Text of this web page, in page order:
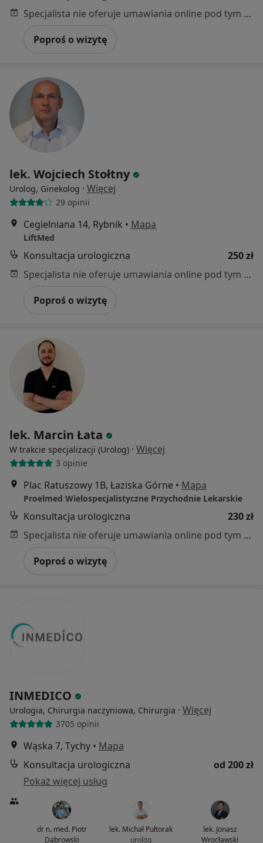
Specjalista nie oferuje umawiania online pod tym adresem.
Poproś o wizytę
lek. Wojciech Stołtny
Urolog, Ginekolog · Więcej
29 opinii
Cegielniana 14, Rybnik • Mapa
LiftMed
Konsultacja urologiczna
250 zł
Specjalista nie oferuje umawiania online pod tym adresem.
Poproś o wizytę
lek. Marcin Łata
W trakcie specjalizacji (Urolog) · Więcej
3 opinie
Plac Ratuszowy 1B, Łaziska Górne • Mapa
Proelmed Wielospecjalistyczne Przychodnie Lekarskie
Konsultacja urologiczna
230 zł
Specjalista nie oferuje umawiania online pod tym adresem.
Poproś o wizytę
INMEDICO
Urologia, Chirurgia naczyniowa, Chirurgia · Więcej
3705 opinii
Wąska 7, Tychy • Mapa
Konsultacja urologiczna
od 200 zł
Pokaż więcej usług
dr n. med. Piotr
Dąbrowski
lek. Michał Pułtorak
urolog
lek. Jonasz
Wrocławski